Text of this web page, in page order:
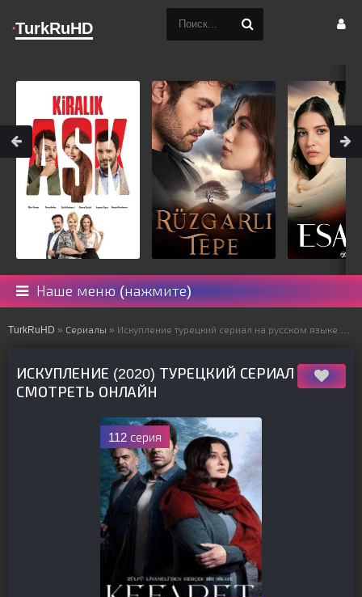
Наше меню (нажмите)
TurkRuHD » Сериалы » Искупление турецкий сериал на русском языке все серии смотреть онлайн бесплатно подряд
ИСКУПЛЕНИЕ (2020) ТУРЕЦКИЙ СЕРИАЛ
СМОТРЕТЬ ОНЛАЙН
112 серия
TurkRuHD